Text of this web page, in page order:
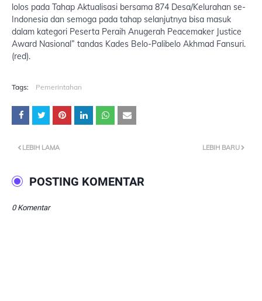
lolos pada Tahap Aktualisasi bersama 874 Desa/Kelurahan se-
Indonesia dan semoga pada tahap selanjutnya bisa masuk
dalam kategori Peserta Peraih Anugerah Peacemaker Justice
Award Nasional” tandas Kades Belo-Palibelo Akhmad Fansuri.
(red).
Tags: Pemerintahan
LEBIH BARU
LEBIH LAMA
POSTING KOMENTAR
0 Komentar